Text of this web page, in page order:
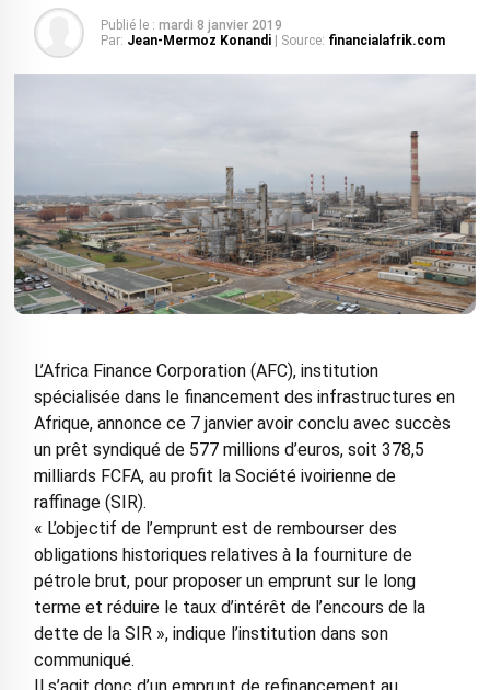
Publié le : mardi 8 janvier 2019
Par: Jean-Mermoz Konandi | Source: financialafrik.com
L’Africa Finance Corporation (AFC), institution
spécialisée dans le financement des infrastructures en
Afrique, annonce ce 7 janvier avoir conclu avec succès
un prêt syndiqué de 577 millions d’euros, soit 378,5
milliards FCFA, au profit la Société ivoirienne de
raffinage (SIR).
« L’objectif de l’emprunt est de rembourser des
obligations historiques relatives à la fourniture de
pétrole brut, pour proposer un emprunt sur le long
terme et réduire le taux d’intérêt de l’encours de la
dette de la SIR », indique l’institution dans son
communiqué.